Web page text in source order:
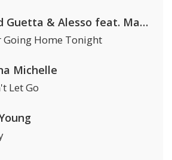
David Guetta & Alesso feat. Madison Love
Going Home Tonight
Michelle
Let Go